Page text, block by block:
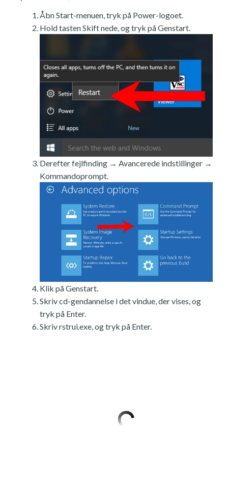
Åbn Start-menuen, tryk på Power-logoet.
Hold tasten Skift nede, og tryk på Genstart.
Derefter fejlfinding → Avancerede indstillinger →
Kommandoprompt.
Klik på Genstart.
Skriv cd-gendannelse i det vindue, der vises, og
tryk på Enter.
Skriv rstrui.exe, og tryk på Enter.